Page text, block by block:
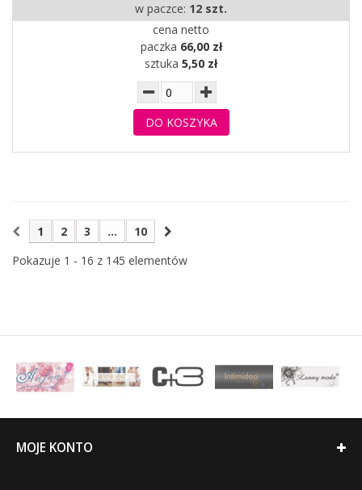
w paczce: 12 szt.
cena netto
paczka 66,00 zł
sztuka 5,50 zł
DO KOSZYKA
1 2 3 ...
10
Pokazuje 1 - 16 z 145 elementów
MOJE KONTO